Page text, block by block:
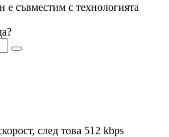
съвместим с технологията
след това 512 kbps